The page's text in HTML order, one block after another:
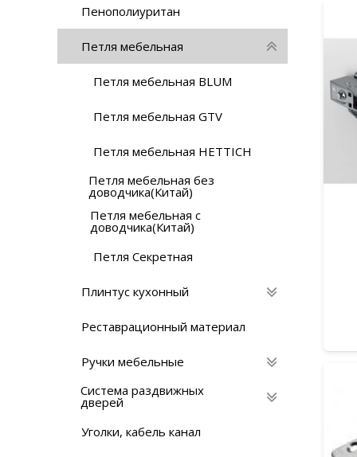
Пенополиуритан
Петля мебельная
Петля мебельная BLUM
Петля мебельная GTV
Петля мебельная HETTICH
Петля мебельная без
доводчика(Китай)
Петля мебельная с
доводчика(Китай)
Петля Секретная
Плинтус кухонный
Реставрационный материaл
Ручки мебельные
Система раздвижных
дверей
Уголки, кабель канал